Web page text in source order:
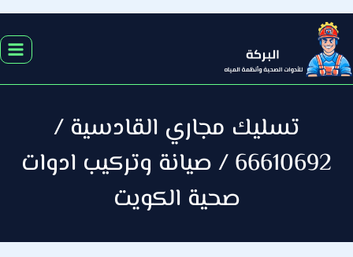
التجاوز
إلى
المحتوى
تسليك مجاري القادسية /
66610692 / صيانة وتركيب ادوات
صحية الكويت